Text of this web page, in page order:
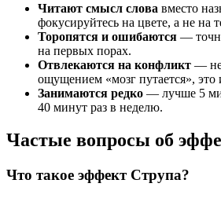
Читают смысл слова вместо
фокусируйтесь на цвете, а не на
Торопятся и ошибаются —
на первых порах.
Отвлекаются на конфликт — не
ощущением «мозг путается», это
Занимаются редко — лучше 5
40 минут раз в неделю.
Частые вопросы об
Что такое эффект Струпа?